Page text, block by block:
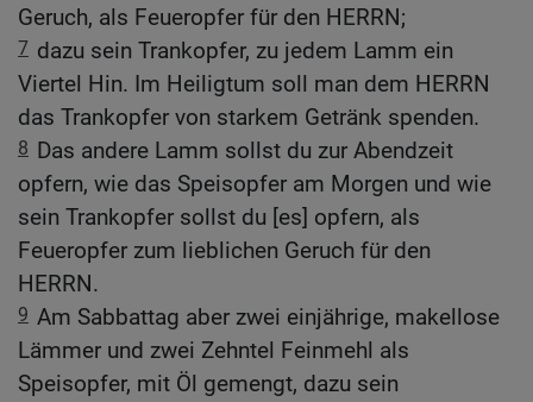
Geruch, als Feueropfer für den HERRN;
7 dazu sein Trankopfer, zu jedem Lamm ein
Viertel Hin. Im Heiligtum soll man dem HERRN
das Trankopfer von starkem Getränk spenden.
8 Das andere Lamm sollst du zur Abendzeit
opfern, wie das Speisopfer am Morgen und wie
sein Trankopfer sollst du [es] opfern, als
Feueropfer zum lieblichen Geruch für den
HERRN.
9 Am Sabbattag aber zwei einjährige, makellose
Lämmer und zwei Zehntel Feinmehl als
Speisopfer, mit Öl gemengt, dazu sein